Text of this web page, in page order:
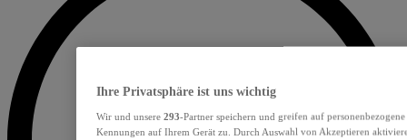
Ihre Privatsphäre ist uns wichtig
Wir und unsere 293-Partner speichern und greifen auf
Kennungen auf Ihrem Gerät zu. Durch Auswahl von Akzeptieren